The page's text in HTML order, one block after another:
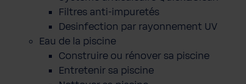
Filtres anti-impuretés
Desinfection par rayonnement UV
Eau de la piscine
Construire ou rénover sa piscine
Entretenir sa piscine